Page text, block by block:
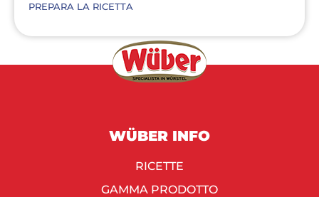
PREPARA LA RICETTA
WÜBER INFO
RICETTE
GAMMA PRODOTTO